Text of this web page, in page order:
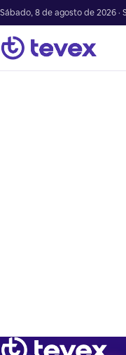
Sábado, 8 de agosto de 2026 ·